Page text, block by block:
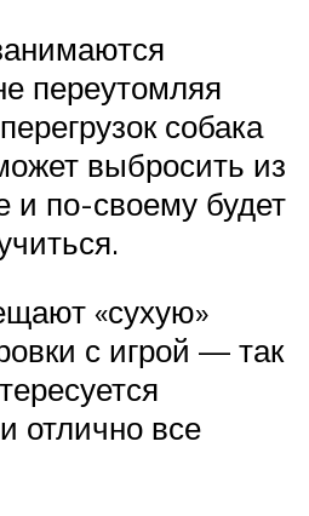
переутомляя
собака
выбросить из
и по-своему будет
«сухую»
с игрой — так
отлично все